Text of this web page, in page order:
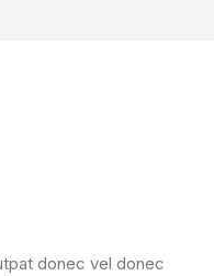
donec vel donec